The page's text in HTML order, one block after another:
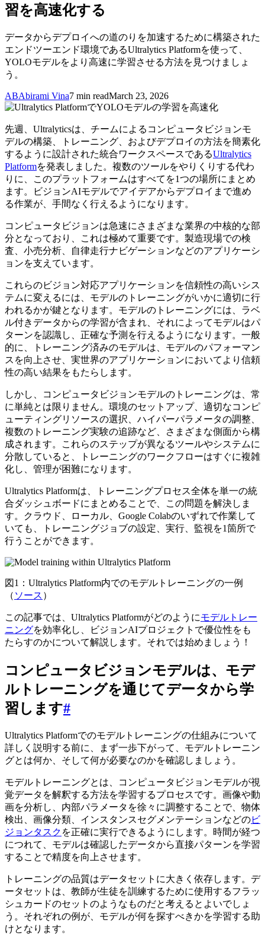
習を高速化する
データからデプロイへの道のりを加速するために構築された
エンドツーエンド環境であるUltralytics Platformを使って、
YOLOモデルをより高速に学習させる方法を見つけましょ
う。
ABAbirami Vina7 min readMarch 23, 2026
先週、Ultralyticsは、チームによるコンピュータビジョンモ
デルの構築、トレーニング、およびデプロイの方法を簡素化
するように設計された統合ワークスペースであるUltralytics
Platformを発表しました。複数のツールをやりくりする代わ
りに、このプラットフォームはすべてを1つの場所にまとめ
ます。ビジョンAIモデルでアイデアからデプロイまで進め
る作業が、手間なく行えるようになります。
コンピュータビジョンは急速にさまざまな業界の中核的な部
分となっており、これは極めて重要です。製造現場での検
査、小売分析、自律走行ナビゲーションなどのアプリケーシ
ョンを支えています。
これらのビジョン対応アプリケーションを信頼性の高いシス
テムに変えるには、モデルのトレーニングがいかに適切に行
われるかが鍵となります。モデルのトレーニングには、ラベ
ル付きデータからの学習が含まれ、それによってモデルはパ
ターンを認識し、正確な予測を行えるようになります。一般
的に、トレーニング済みのモデルは、モデルのパフォーマン
スを向上させ、実世界のアプリケーションにおいてより信頼
性の高い結果をもたらします。
しかし、コンピュータビジョンモデルのトレーニングは、常
に単純とは限りません。環境のセットアップ、適切なコンピ
ューティングリソースの選択、ハイパーパラメータの調整、
複数のトレーニング実験の追跡など、さまざまな側面から構
成されます。これらのステップが異なるツールやシステムに
分散していると、トレーニングのワークフローはすぐに複雑
化し、管理が困難になります。
Ultralytics Platformは、トレーニングプロセス全体を単一の統
合ダッシュボードにまとめることで、この問題を解決しま
す。クラウド、ローカル、Google Colabのいずれで作業して
いても、トレーニングジョブの設定、実行、監視を1箇所で
行うことができます。
図1：Ultralytics Platform内でのモデルトレーニングの一例
（ ソース ）
この記事では、Ultralytics Platformがどのようにモデルトレー
ニングを効率化し、ビジョンAIプロジェクトで優位性をも
たらすのかについて解説します。それでは始めましょう！
コンピュータビジョンモデルは、モデ
ルトレーニングを通じてデータから学
習します#
Ultralytics Platformでのモデルトレーニングの仕組みについて
詳しく説明する前に、まず一歩下がって、モデルトレーニン
グとは何か、そして何が必要なのかを確認しましょう。
モデルトレーニングとは、コンピュータビジョンモデルが視
覚データを解釈する方法を学習するプロセスです。画像や動
画を分析し、内部パラメータを徐々に調整することで、物体
検出、画像分類、インスタンスセグメンテーションなどのビ
ジョンタスク を正確に実行できるようにします。時間が経つ
につれて、モデルは確認したデータから直接パターンを学習
することで精度を向上させます。
トレーニングの品質はデータセットに大きく依存します。デ
ータセットは、教師が生徒を訓練するために使用するフラッ
シュカードのセットのようなものだと考えるとよいでしょ
う。それぞれの例が、モデルが何を探すべきかを学習する助
けとなります。